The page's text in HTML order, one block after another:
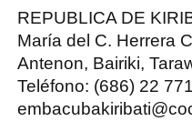
REPUBLICA DE
María del C. Herrera
Antenon, Bairiki,
Teléfono: (686) 22